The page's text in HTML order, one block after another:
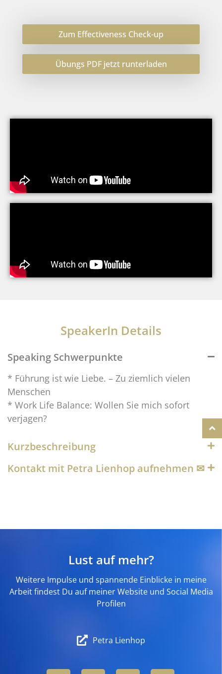
Zum Effectiveness Check-up
Übungs PDF jetzt runterladen
SpeakerIn Details
Speaking Schwerpunkte
* Führung ist wie Liebe. – Zu ziemlich vielen
Menschen
* Work Life Balance: Wollen Sie mich sofort
verjagen?
Kurzbeschreibung
Kontakt mit Petra Lienhop aufnehmen ✉︎
Lust auf mehr?
Weitere Impulse und spannende Einblicke in meine
Arbeit findest Du auf meiner Website und Social Media
Profilen
Petra Lienhop